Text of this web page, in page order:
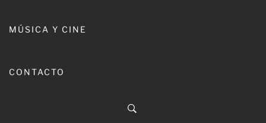
MÚSICA Y CINE
CONTACTO
Entrevista/ El Montilla CF lleva